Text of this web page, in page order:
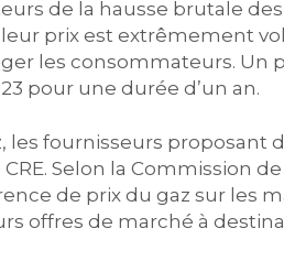
de la hausse brutale des
prix est extrêmement
les consommateurs. Un
pour une durée d’un an.
fournisseurs proposant
Selon la Commission
de prix du gaz sur les
offres de marché à